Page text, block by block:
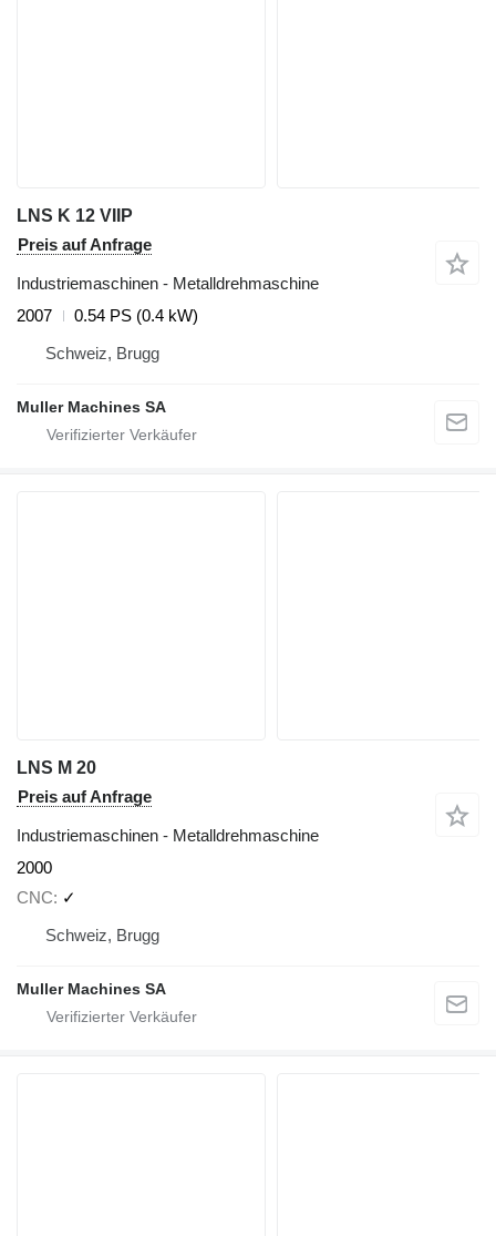
LNS K 12 VIIP
Preis auf Anfrage
Industriemaschinen - Metalldrehmaschine
2007
0.54 PS (0.4 kW)
Schweiz, Brugg
Muller Machines SA
LNS M 20
Preis auf Anfrage
Industriemaschinen - Metalldrehmaschine
2000
CNC
✓
Schweiz, Brugg
Muller Machines SA